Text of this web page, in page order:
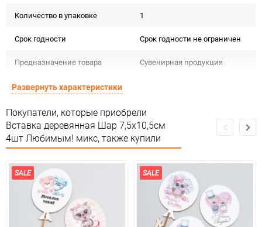
Количество в упаковке 1
Срок годности Срок годности не ограничен
Предназначение товара Сувенирная продукция
Сертификация
Особые условия Особых условий не требует
Минимальное количество 1
Развернуть характеристики
Покупатели, которые приобрели
Вставка деревянная Шар 7,5х10,5см
4шт Любимым! микс, также купили
SALE SALE